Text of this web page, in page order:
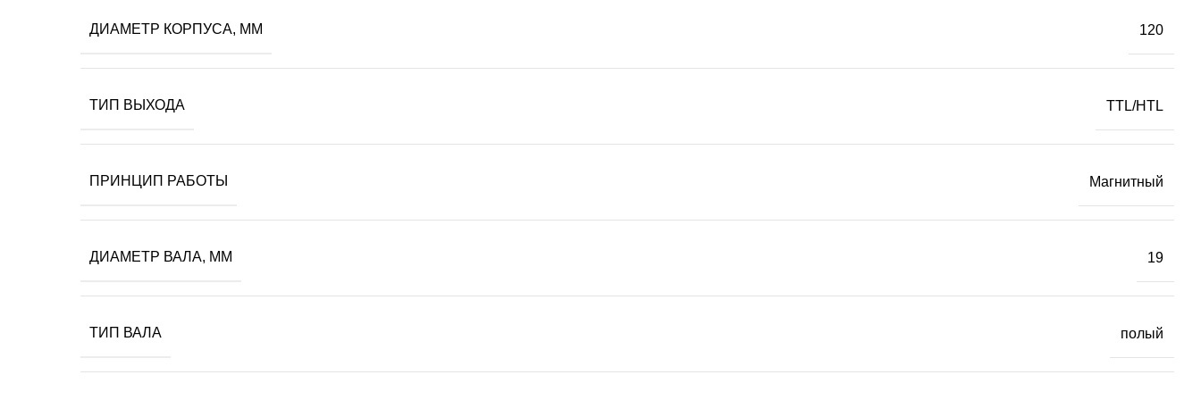
ДИАМЕТР КОРПУСА, ММ 120
ТИП ВЫХОДА TTL/HTL
ПРИНЦИП РАБОТЫ Магнитный
ДИАМЕТР ВАЛА, ММ 19
ТИП ВАЛА полый